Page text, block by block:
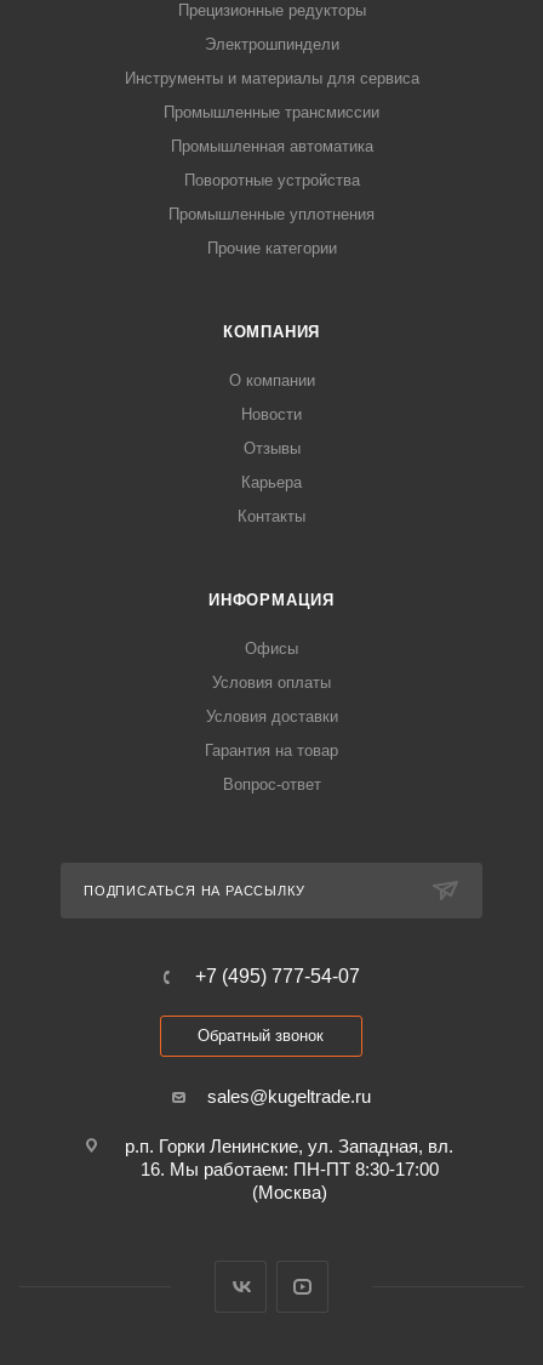
Прецизионные редукторы
Электрошпиндели
Инструменты и материалы для сервиса
Промышленные трансмиссии
Промышленная автоматика
Поворотные устройства
Промышленные уплотнения
Прочие категории
КОМПАНИЯ
О компании
Новости
Отзывы
Карьера
Контакты
ИНФОРМАЦИЯ
Офисы
Условия оплаты
Условия доставки
Гарантия на товар
Вопрос-ответ
ПОДПИСАТЬСЯ НА РАССЫЛКУ
+7 (495) 777-54-07
Обратный звонок
sales@kugeltrade.ru
р.п. Горки Ленинские, ул. Западная, вл.
16. Мы работаем: ПН-ПТ 8:30-17:00
(Москва)